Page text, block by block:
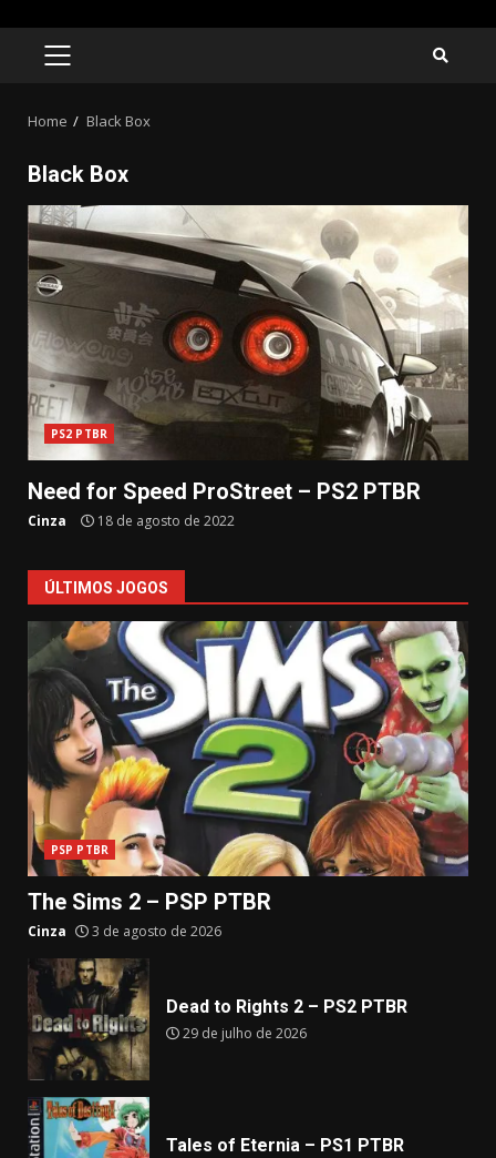
PRIMARY
Home Black Box
Black Box
PS2 PTBR
Need for Speed ProStreet – PS2 PTBR
Cinza 18 de agosto de 2022
ÚLTIMOS JOGOS
PSP PTBR
The Sims 2 – PSP PTBR
Cinza 3 de agosto de 2026
Dead to Rights 2 – PS2 PTBR
29 de julho de 2026
Tales of Eternia – PS1 PTBR